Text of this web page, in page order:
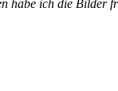
habe ich die Bilder